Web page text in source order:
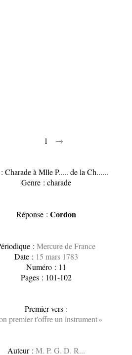
1 →
Charade à Mlle P..... de la Ch......
Genre : charade
Réponse : Cordon
:Mercure de France
Date : 15 mars 1783
Numéro : 11
Pages : 101-102
Premier vers :
premier t'offre un instrument »
Auteur : M. P. G. D. R...